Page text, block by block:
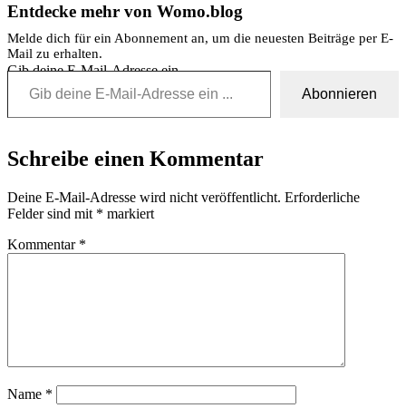
Entdecke mehr von Womo.blog
Melde dich für ein Abonnement an, um die neuesten Beiträge per E-
Mail zu erhalten.
Gib deine E-Mail-Adresse ein ...
Abonnieren
Schreibe einen Kommentar
Deine E-Mail-Adresse wird nicht veröffentlicht. Erforderliche
Felder sind mit * markiert
Kommentar *
Name *